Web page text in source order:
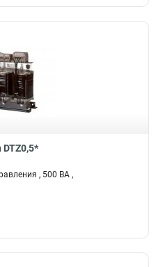
DTZ0,5*
, 500 ВА ,